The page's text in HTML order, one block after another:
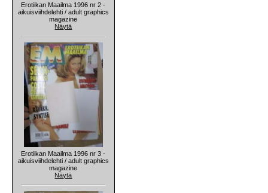
Erotiikan Maailma 1996 nr 2 -
aikuisviihdelehti / adult graphics
magazine
Näytä
Erotiikan Maailma 1996 nr 3 -
aikuisviihdelehti / adult graphics
magazine
Näytä